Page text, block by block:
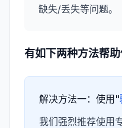
缺失/丢失等问题。
有如下两种方法帮助
解决方法一：使用"
我们强烈推荐使用